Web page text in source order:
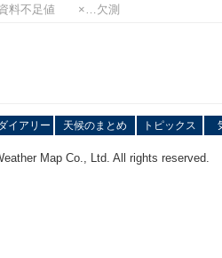
料不足値 ×…欠測
イアリー 天候のまとめ トピックス
Map Co., Ltd. All rights reserved.